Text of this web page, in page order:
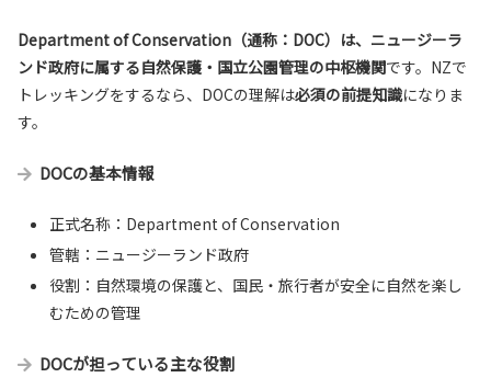
Department of Conservation（通称：DOC）は、ニュージーラ
ンド政府に属する自然保護・国立公園管理の中枢機関です。NZで
トレッキングをするなら、DOCの理解は必須の前提知識になりま
す。
DOCの基本情報
正式名称：Department of Conservation
管轄：ニュージーランド政府
役割：自然環境の保護と、国民・旅行者が安全に自然を楽し
むための管理
DOCが担っている主な役割